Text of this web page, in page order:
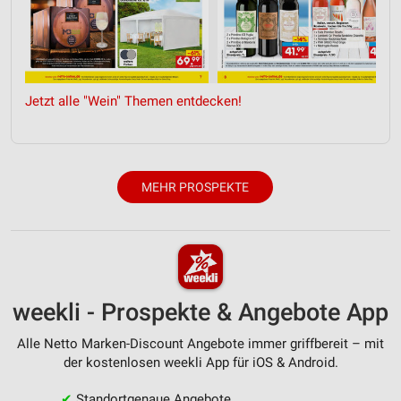
Jetzt alle "Wein" Themen entdecken!
MEHR PROSPEKTE
weekli - Prospekte & Angebote App
Alle Netto Marken-Discount Angebote immer griffbereit – mit
der kostenlosen weekli App für iOS & Android.
Messung der Performance von Inhalten
Analyse von Zielgruppen durch Statistiken oder
Kombinationen von Daten aus verschiedenen
Quellen
Geräte anhand von aktiv angeforderten
Informationen identifizieren
Nicht-IAB-Verarbeitungszwecke:
Notwendig